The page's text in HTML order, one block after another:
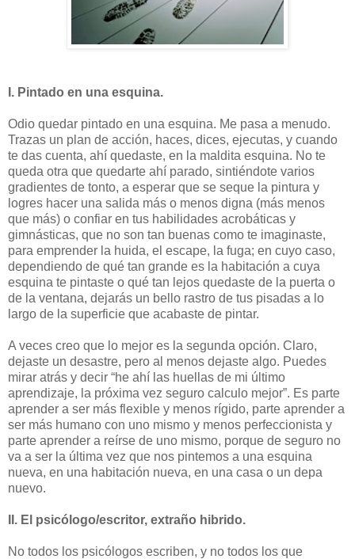
I. Pintado en una esquina.
Odio quedar pintado en una esquina. Me pasa a menudo.
Trazas un plan de acción, haces, dices, ejecutas, y cuando
te das cuenta, ahí quedaste, en la maldita esquina. No te
queda otra que quedarte ahí parado, sintiéndote varios
gradientes de tonto, a esperar que se seque la pintura y
logres hacer una salida más o menos digna (más menos
que más) o confiar en tus habilidades acrobáticas y
gimnásticas, que no son tan buenas como te imaginaste,
para emprender la huida, el escape, la fuga; en cuyo caso,
dependiendo de qué tan grande es la habitación a cuya
esquina te pintaste o qué tan lejos quedaste de la puerta o
de la ventana, dejarás un bello rastro de tus pisadas a lo
largo de la superficie que acabaste de pintar.
A veces creo que lo mejor es la segunda opción. Claro,
dejaste un desastre, pero al menos dejaste algo. Puedes
mirar atrás y decir “he ahí las huellas de mi último
aprendizaje, la próxima vez seguro calculo mejor”. Es parte
aprender a ser más flexible y menos rígido, parte aprender a
ser más humano con uno mismo y menos perfeccionista y
parte aprender a reírse de uno mismo, porque de seguro no
va a ser la última vez que nos pintemos a una esquina
nueva, en una habitación nueva, en una casa o un depa
nuevo.
II. El psicólogo/escritor, extraño hibrido.
No todos los psicólogos escriben, y no todos los que